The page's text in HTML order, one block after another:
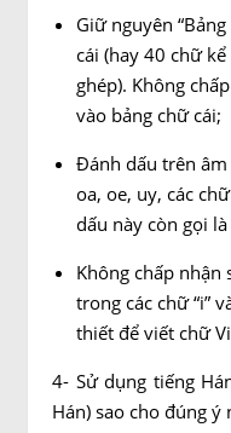
Giữ nguyên
cái (hay 40 chữ
ghép). Không
vào bảng chữ cái;
Đánh dấu trên âm
oa, oe, uy, các
dấu này còn gọi
Không chấp
trong các chữ “i”
thiết để viết chữ
4- Sử dụng tiếng
Hán) sao cho đúng ý